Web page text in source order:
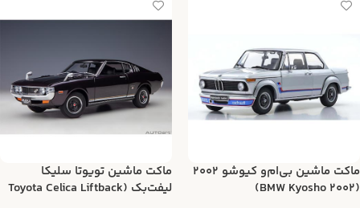
ماکت ماشین بی‌ام‌و کیوشو 2002
(BMW Kyosho 2002)
ماکت ماشین تویوتا سلیکا
لیفت‌بک (Toyota Celica Liftback